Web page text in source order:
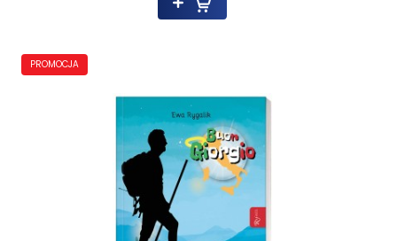
PROMOCJA